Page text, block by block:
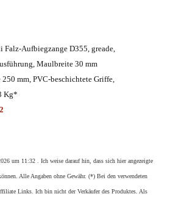
Falz-Aufbiegzange D355, greade,
Maulbreite 30 mm
250 mm, PVC-beschichtete Griffe,
Kg*
um 11:32 . Ich weise darauf hin, dass sich hier angezeigte
Alle Angaben ohne Gewähr. (*) Bei den verwendeten
Links. Ich bin nicht der Verkäufer des Produktes. Als